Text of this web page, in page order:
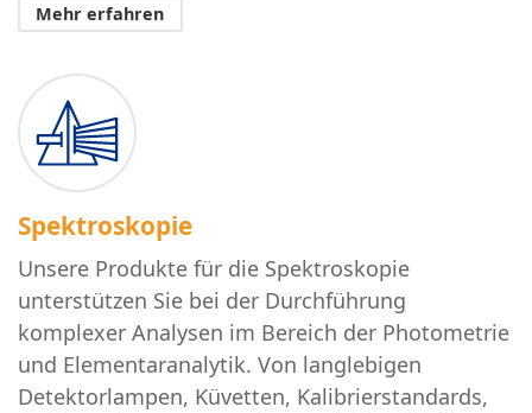
Mehr erfahren
Spektroskopie
Unsere Produkte für die Spektroskopie
unterstützen Sie bei der Durchführung
komplexer Analysen im Bereich der Photometrie
und Elementaranalytik. Von langlebigen
Detektorlampen, Küvetten, Kalibrierstandards,